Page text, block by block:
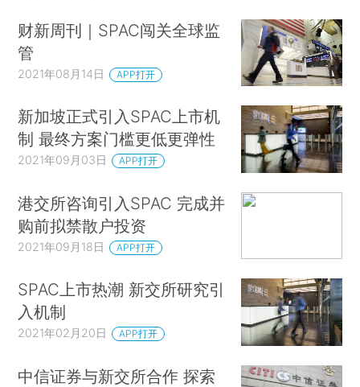
财新周刊｜SPAC闯关全球监
管
2021年08月14日 APP打开
新加坡正式引入SPAC上市机
制 最终方案门槛更低更弹性
2021年09月03日 APP打开
港交所咨询引入SPAC 完成并
购前拟禁散户投资
2021年09月18日 APP打开
SPAC上市热潮 新交所研究引
入机制
2021年02月20日 APP打开
中信证券与新交所合作 探索